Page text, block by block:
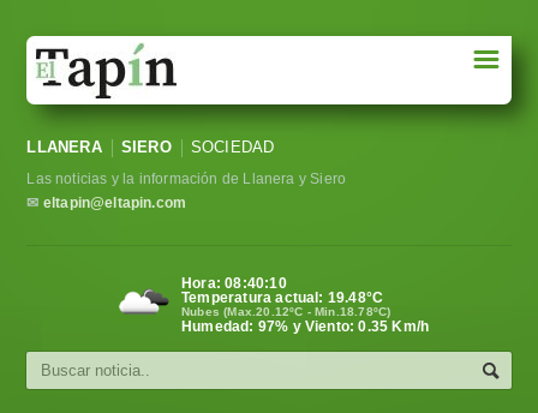
Sociedad
Política
Cultura
☰
LLANERA SIERO SOCIEDAD
Las noticias y la información de Llanera y Siero
✉ eltapin@eltapin.com
Hora:08:40:11
Temperatura actual: 19.48°C
Nubes (Max.20.12ºC - Min.18.78ºC)
Humedad: 97% y Viento: 0.35 Km/h